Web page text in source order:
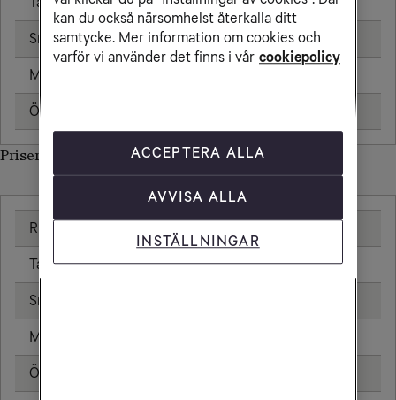
Sms
Mms
Öppningsavgift
Priser inom Curacao
Ringa samtal
Ta emot samtal
Sms
Mms
Öppningsavgift
kan du också närsomhelst återkalla ditt
samtycke. Mer information om cookies och
varför vi använder det finns i vår cookiepolicy
ACCEPTERA ALLA
AVVISA ALLA
INSTÄLLNINGAR